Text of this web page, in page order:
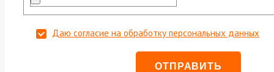
Даю согласие на обработку персональных данных